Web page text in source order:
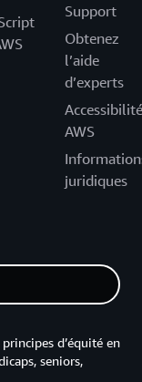
Support
Obtenez
l’aide
d’experts
Accessibilité
AWS
juridiques
d’équité en
seniors,